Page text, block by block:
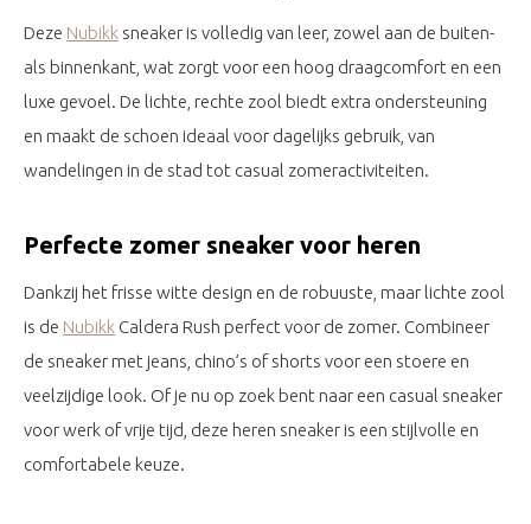
Deze Nubikk sneaker is volledig van leer, zowel aan de buiten-
als binnenkant, wat zorgt voor een hoog draagcomfort en een
luxe gevoel. De lichte, rechte zool biedt extra ondersteuning
en maakt de schoen ideaal voor dagelijks gebruik, van
wandelingen in de stad tot casual zomeractiviteiten.
Perfecte zomer sneaker voor heren
Dankzij het frisse witte design en de robuuste, maar lichte zool
is de Nubikk Caldera Rush perfect voor de zomer. Combineer
de sneaker met jeans, chino’s of shorts voor een stoere en
veelzijdige look. Of je nu op zoek bent naar een casual sneaker
voor werk of vrije tijd, deze heren sneaker is een stijlvolle en
comfortabele keuze.